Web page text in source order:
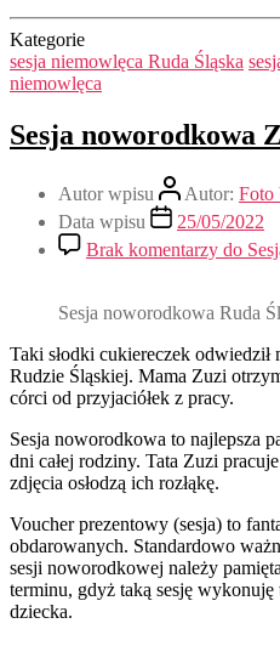
Kategorie
sesja niemowlęca Ruda Śląska
niemowlęca
Sesja noworodkowa
Autor wpisu Autor: Foto
Data wpisu
25/05/2022
Brak komentarzy do
Sesja noworodkowa Ruda
Taki słodki cukiereczek
Rudzie Śląskiej. Mama Zuzi
córci od przyjaciółek z pracy.
Sesja noworodkowa to najlepsza
dni całej rodziny. Tata Zuzi
zdjęcia osłodzą ich rozłąkę.
Voucher prezentowy (sesja) to
obdarowanych. Standardowo
sesji noworodkowej należy
terminu, gdyż taką sesję
dziecka.